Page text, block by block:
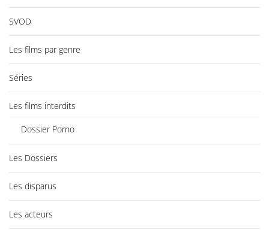
SVOD
Les films par genre
Séries
Les films interdits
Dossier Porno
Les Dossiers
Les disparus
Les acteurs